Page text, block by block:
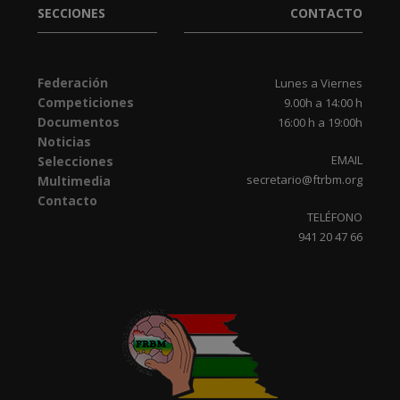
SECCIONES
Federación
Competiciones
Documentos
Noticias
Selecciones
Multimedia
Contacto
CONTACTO
Lunes a Viernes
9.00h a 14:00 h
16:00 h a 19:00h
EMAIL
secretario@ftrbm.org
TELÉFONO
941 20 47 66